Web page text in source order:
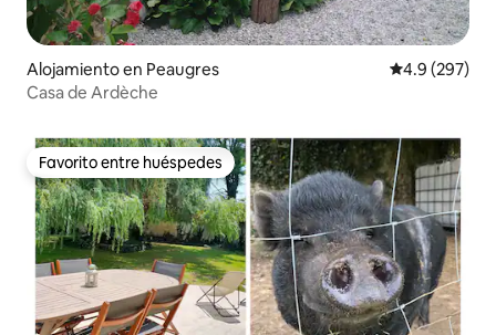
Alojamiento en Peaugres Calificación
4.9 (297)
Casa de Ardèche
Favorito entre huéspedes
Favorito entre huéspedes